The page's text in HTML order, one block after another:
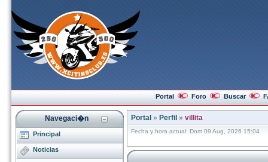
Portal Foro Buscar
Navegaci�n
Principal
Noticias
Portal » Perfil » villita
Fecha y hora actual: Dom 09 Aug, 2026 15:04